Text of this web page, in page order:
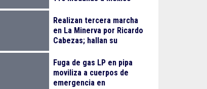
Realizan tercera marcha
en La Minerva por Ricardo
Cabezas; hallan su
Fuga de gas LP en pipa
moviliza a cuerpos de
emergencia en